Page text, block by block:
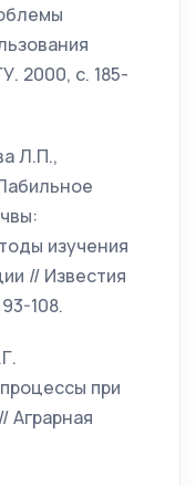
2000, с. 185-
Л.П.,
изучения
// Известия
108.
при
Аграрная